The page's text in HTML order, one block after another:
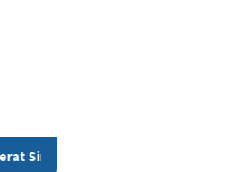
TNI AD, Pangdam XIV/Hsn